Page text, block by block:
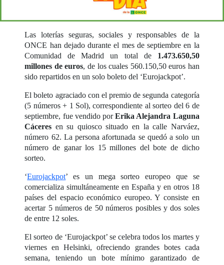
Las loterías seguras, sociales y responsables de la
ONCE han dejado durante el mes de septiembre en la
Comunidad de Madrid un total de 1.473.650,50
millones de euros, de los cuales 560.150,50 euros han
sido repartidos en un solo boleto del ‘Eurojackpot’.
El boleto agraciado con el premio de segunda categoría
(5 números + 1 Sol), correspondiente al sorteo del 6 de
septiembre, fue vendido porErika Alejandra Laguna
Cáceres en su quiosco situado en la calle Narváez,
número 62. La persona afortunada se quedó a solo un
número de ganar los 15 millones del bote de dicho
sorteo.
‘Eurojackpot’ es un mega sorteo europeo que se
comercializa simultáneamente en España y en otros 18
países del espacio económico europeo. Y consiste en
acertar 5 números de 50 números posibles y dos soles
de entre 12 soles.
El sorteo de ‘Eurojackpot’ se celebra todos los martes y
viernes en Helsinki, ofreciendo grandes botes cada
semana, teniendo un bote mínimo garantizado de